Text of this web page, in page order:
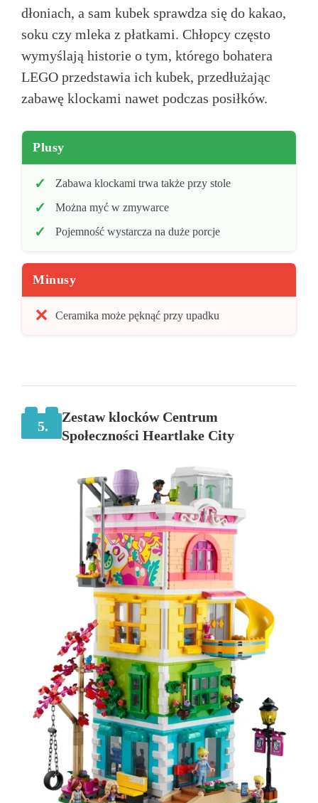
dłoniach, a sam kubek sprawdza się do kakao,
soku czy mleka z płatkami. Chłopcy często
wymyślają historie o tym, którego bohatera
LEGO przedstawia ich kubek, przedłużając
zabawę klockami nawet podczas posiłków.
Plusy
Zabawa klockami trwa także przy stole
Można myć w zmywarce
Pojemność wystarcza na duże porcje
Minusy
Ceramika może pęknąć przy upadku
5.
Zestaw klocków Centrum
Społeczności Heartlake City